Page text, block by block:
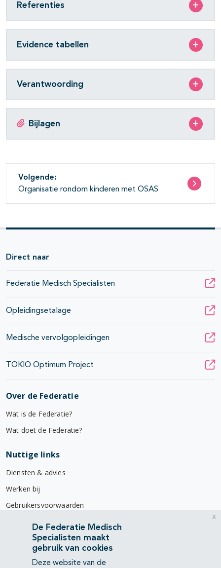
Referenties
Evidence tabellen
Verantwoording
Bijlagen
Volgende:
Organisatie rondom kinderen met OSAS
Direct naar
Federatie Medisch Specialisten
Opleidingsetalage
Medische vervolgopleidingen
TOKIO Optimum Project
Over de Federatie
Wat is de Federatie?
Wat doet de Federatie?
Nuttige links
Diensten & advies
Werken bij
Gebruikersvoorwaarden
Privacyverklaring
Contact
Mercatorlaan 1200
De Federatie Medisch
Specialisten maakt
gebruik van cookies
Deze website van de
x